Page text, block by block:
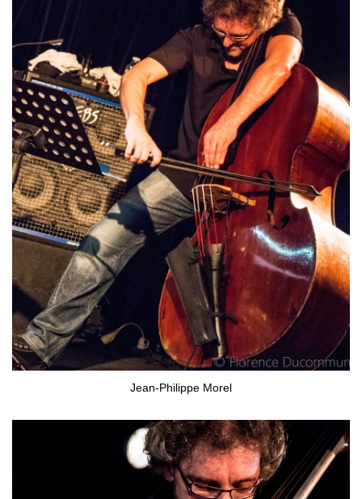
Jean-Philippe Morel